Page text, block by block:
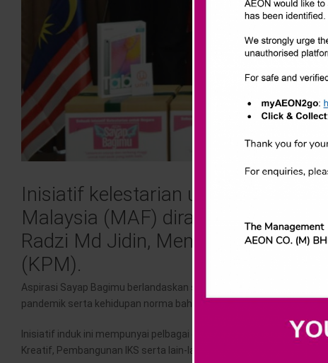
Inisiatif kelestarian untuk negara,
Malaysia (MAF) dirasmikan pada
Radzi Md Jidin, Menteri Kanan –
(KPM).
Aspirasi Sayap Bagimu berlandaskan semangat berjaya bersama
pandemik serta kehidupan norma baharu.
Inisiatif induk ini mempunyai pelbagai cabang program kelestarian
Kreatif, Pembangunan IKS serta lain-lain lagi.